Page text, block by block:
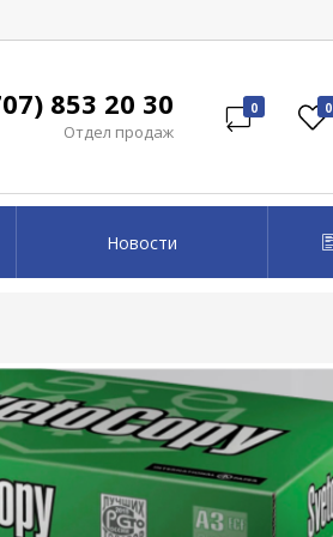
853 20 30
Отдел продаж
0 0
Новости